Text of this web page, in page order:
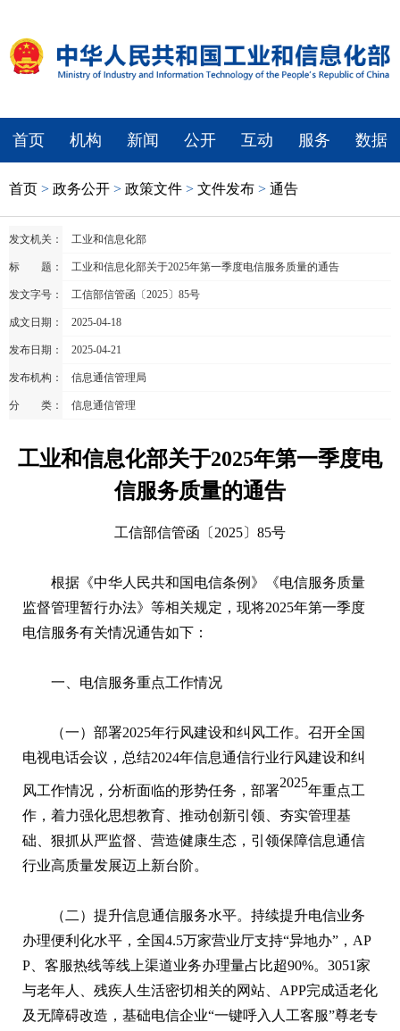
首页 机构 新闻 公开 互动 服务 数据
首页 > 政务公开 > 政策文件 > 文件发布 > 通告
发文机关： 工业和信息化部
标 题： 工业和信息化部关于2025年第一季度电信服务质量的通告
发文字号： 工信部信管函〔2025〕85号
成文日期： 2025-04-18
发布日期： 2025-04-21
发布机构： 信息通信管理局
分 类： 信息通信管理
工业和信息化部关于2025年第一季度电
信服务质量的通告
工信部信管函〔2025〕85号
根据《中华人民共和国电信条例》《电信服务质量
监督管理暂行办法》等相关规定，现将2025年第一季度
电信服务有关情况通告如下：
一、电信服务重点工作情况
（一）部署2025年行风建设和纠风工作。召开全国
电视电话会议，总结2024年信息通信行业行风建设和纠
风工作情况，分析面临的形势任务，部署
2025
年重点工
作，着力强化思想教育、推动创新引领、夯实管理基
础、狠抓从严监督、营造健康生态，引领保障信息通信
行业高质量发展迈上新台阶。
（二）提升信息通信服务水平。持续提升电信业务
办理便利化水平，全国4.5万家营业厅支持“异地办”，AP
P、客服热线等线上渠道业务办理量占比超90%。3051家
与老年人、残疾人生活密切相关的网站、APP完成适老化
及无障碍改造，基础电信企业“一键呼入人工客服”尊老专